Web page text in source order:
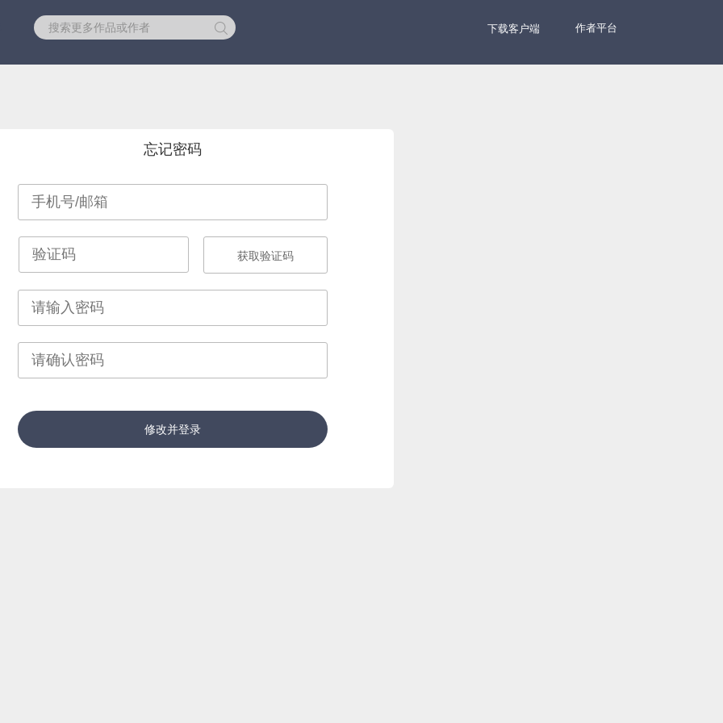
下载客户端 作者平台
忘记密码
获取验证码
修改并登录